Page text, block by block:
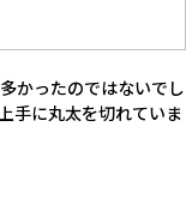
かったのではないでし
手に丸太を切れていま